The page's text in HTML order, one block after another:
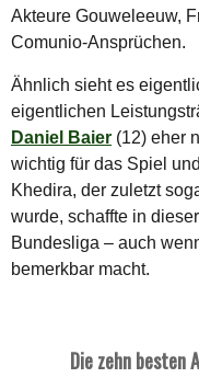
Akteure Gouweleeuw,
Comunio-Ansprüchen.
Ähnlich sieht es
eigentlichen
Daniel Baier (12) eher
wichtig für das Spiel
Khedira, der zuletzt
wurde, schaffte in
Bundesliga – auch
bemerkbar macht.
Die zehn besten